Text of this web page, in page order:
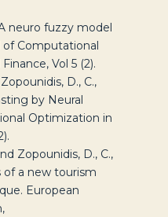
A neuro fuzzy model
Computational
Vol 5 (2).
D., C.,
by Neural
Optimization in
Zopounidis, D., C.,
of a new tourism
European